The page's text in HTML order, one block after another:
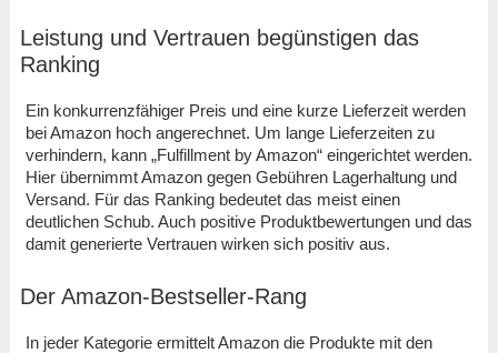
Leistung und Vertrauen begünstigen das
Ranking
Ein konkurrenzfähiger Preis und eine kurze Lieferzeit werden
bei Amazon hoch angerechnet. Um lange Lieferzeiten zu
verhindern, kann „Fulfillment by Amazon“ eingerichtet werden.
Hier übernimmt Amazon gegen Gebühren Lagerhaltung und
Versand. Für das Ranking bedeutet das meist einen
deutlichen Schub. Auch positive Produktbewertungen und das
damit generierte Vertrauen wirken sich positiv aus.
Der Amazon-Bestseller-Rang
In jeder Kategorie ermittelt Amazon die Produkte mit den